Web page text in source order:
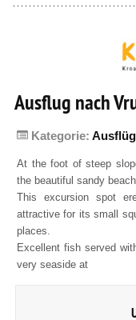
Ausflug nach
Kategorie:
At the foot of steep
the beautiful sandy
This excursion spot
attractive for its small
places.
Excellent fish served
very seaside at